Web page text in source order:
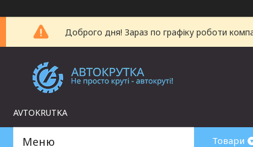
Доброго дня! Зараз по графіку роботи
AVTOKRUTKA
Товари